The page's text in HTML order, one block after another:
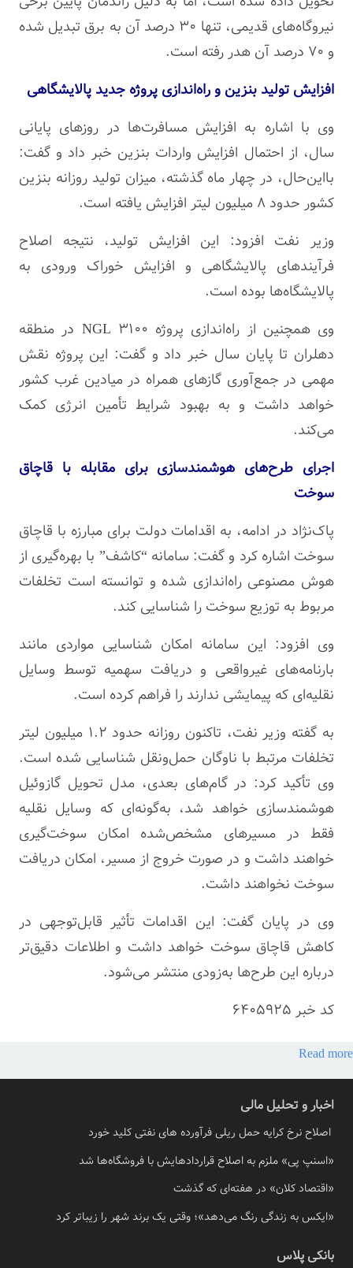
نیروگاه‌های قدیمی، تنها ۳۰ درصد آن به برق تبدیل شده
و ۷۰ درصد آن هدر رفته است.
افزایش تولید بنزین و راه‌اندازی پروژه جدید پالایشگاهی
وی با اشاره به افزایش مسافرت‌ها در روزهای پایانی
سال، از احتمال افزایش واردات بنزین خبر داد و گفت:
بااین‌حال، در چهار ماه گذشته، میزان تولید روزانه بنزین
کشور حدود ۸ میلیون لیتر افزایش یافته است.
وزیر نفت افزود: این افزایش تولید، نتیجه اصلاح
فرآیندهای پالایشگاهی و افزایش خوراک ورودی به
پالایشگاه‌ها بوده است.
وی همچنین از راه‌اندازی پروژه NGL 3100 در منطقه
دهلران تا پایان سال خبر داد و گفت: این پروژه نقش
مهمی در جمع‌آوری گازهای همراه در میادین غرب کشور
خواهد داشت و به بهبود شرایط تأمین انرژی کمک
می‌کند.
اجرای طرح‌های هوشمندسازی برای مقابله با قاچاق
سوخت
پاک‌نژاد در ادامه، به اقدامات دولت برای مبارزه با قاچاق
سوخت اشاره کرد و گفت: سامانه “کاشف” با بهره‌گیری از
هوش مصنوعی راه‌اندازی شده و توانسته است تخلفات
مربوط به توزیع سوخت را شناسایی کند.
وی افزود: این سامانه امکان شناسایی مواردی مانند
بارنامه‌های غیرواقعی و دریافت سهمیه توسط وسایل
نقلیه‌ای که پیمایشی ندارند را فراهم کرده است.
به گفته وزیر نفت، تاکنون روزانه حدود ۱.۲ میلیون لیتر
تخلفات مرتبط با ناوگان حمل‌ونقل شناسایی شده است.
وی تأکید کرد: در گام‌های بعدی، مدل تحویل گازوئیل
هوشمندسازی خواهد شد، به‌گونه‌ای که وسایل نقلیه
فقط در مسیرهای مشخص‌شده امکان سوخت‌گیری
خواهند داشت و در صورت خروج از مسیر، امکان دریافت
سوخت نخواهند داشت.
وی در پایان گفت: این اقدامات تأثیر قابل‌توجهی در
کاهش قاچاق سوخت خواهد داشت و اطلاعات دقیق‌تر
درباره این طرح‌ها به‌زودی منتشر می‌شود.
کد خبر 6405925
Read more
اخبار و تحلیل مالی
اصلاح نرخ کرایه حمل ریلی فرآورده های نفتی کلید خورد
«اسنپ پی» ملزم به اصلاح قراردادهایش با فروشگاه‌ها شد
«اقتصاد کلان» در هفته‌ای که گذشت
«ایکس به زندگی رنگ می‌دهد»؛ وقتی یک برند شهر را زیباتر کرد
بانکی پلاس